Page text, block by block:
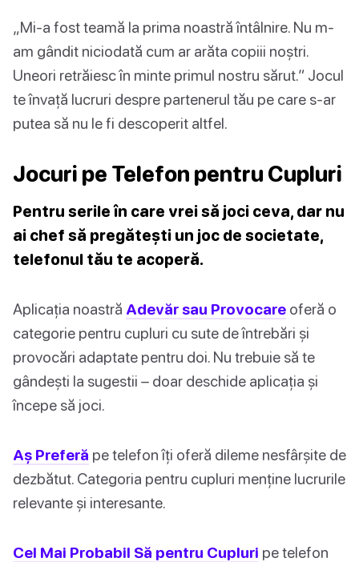
„Mi-a fost teamă la prima noastră întâlnire. Nu m-
am gândit niciodată cum ar arăta copiii noștri.
Uneori retrăiesc în minte primul nostru sărut.” Jocul
te învață lucruri despre partenerul tău pe care s-ar
putea să nu le fi descoperit altfel.
Jocuri pe Telefon pentru Cupluri
Pentru serile în care vrei să joci ceva, dar nu
ai chef să pregătești un joc de societate,
telefonul tău te acoperă.
Aplicația noastră Adevăr sau Provocare oferă o
categorie pentru cupluri cu sute de întrebări și
provocări adaptate pentru doi. Nu trebuie să te
gândești la sugestii – doar deschide aplicația și
începe să joci.
Aș Preferă pe telefon îți oferă dileme nesfârșite de
dezbătut. Categoria pentru cupluri menține lucrurile
relevante și interesante.
Cel Mai Probabil Să pentru Cupluri pe telefon